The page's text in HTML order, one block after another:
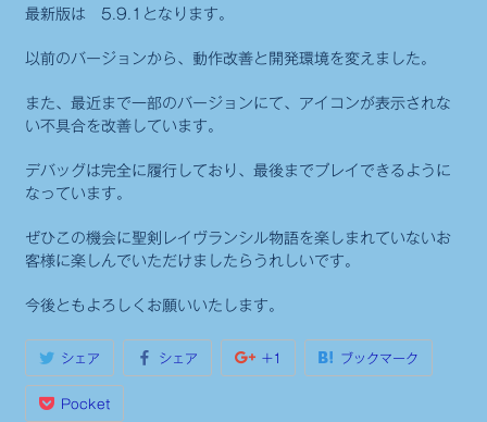
最新版は 5.9.1となります。
以前のバージョンから、動作改善と開発環境を変えました。
また、最近まで一部のバージョンにて、アイコンが表示されな
い不具合を改善しています。
デバッグは完全に履行しており、最後までプレイできるように
なっています。
ぜひこの機会に聖剣レイヴランシル物語を楽しまれていないお
客様に楽しんでいただけましたらうれしいです。
今後ともよろしくお願いいたします。
シェア シェア +1 ブックマーク
Pocket